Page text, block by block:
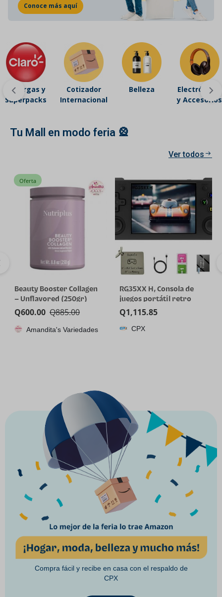
Conoce más aquí
Recargas y
Superpacks
Cotizador
Internacional
Belleza
Electrónicos
y Accesorios
Tu Mall en modo feria 🎡
Ver todos
Oferta
Beauty Booster Collagen
– Unflavored (250gr)
Q885.00
Q600.00
Amandita's Variedades
RG35XX H, Consola de
juegos portátil retro
Anbernic con tarjeta de
64GTF, diseño de joystick
dual, pantalla HD de 3.5
Q1,115.85
CPX
Compra fácil y recibe en casa con el respaldo de
CPX